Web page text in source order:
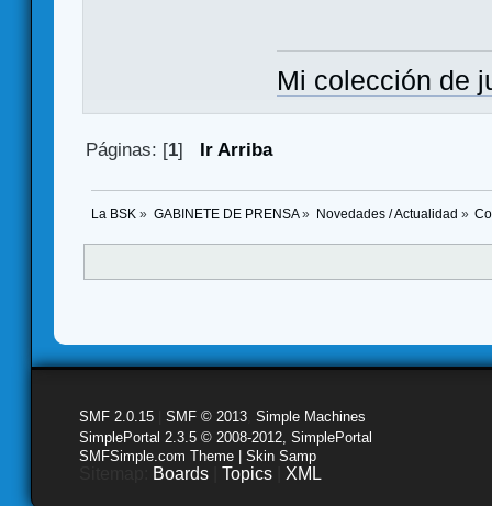
Mi colección de
Páginas: [1] Ir Arriba
La BSK » GABINETE DE PRENSA» Novedades / Actualidad »
SMF 2.0.15 SMF © 2013 Simple Machines
SimplePortal 2.3.5 © 2008-2012, SimplePortal
SMFSimple.com Theme | Skin Samp
Boards Topics XML